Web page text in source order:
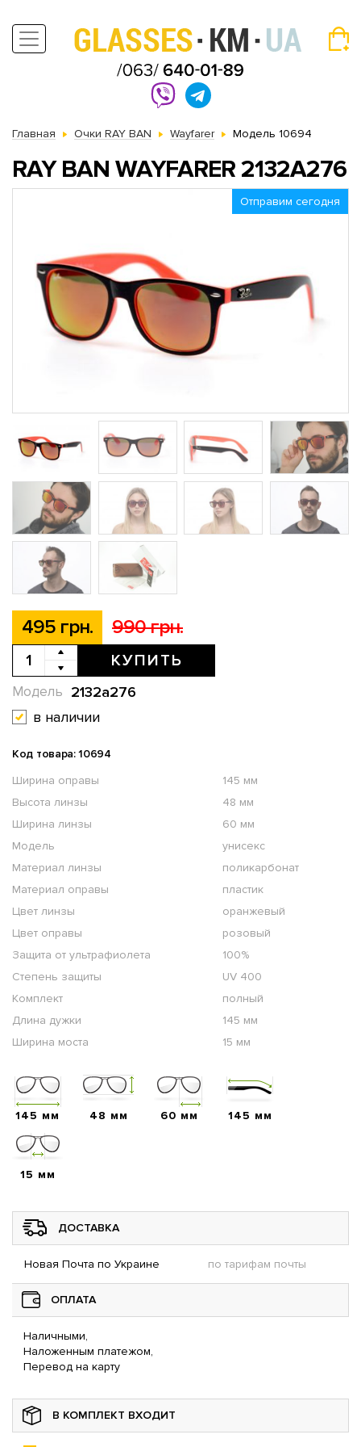
Главная Очки RAY BAN Wayfarer Модель 10694
RAY BAN WAYFARER 2132A276
Отправим сегодня
495 грн. 990 грн.
КУПИТЬ
2132a276
Модель
в наличии
Код товара: 10694
Ширина оправы
145 мм
Высота линзы
48 мм
Ширина линзы
60 мм
Модель
унисекс
Материал линзы
поликарбонат
Материал оправы
пластик
Цвет линзы
оранжевый
Цвет оправы
розовый
Защита от ультрафиолета
100%
Степень защиты
UV 400
Комплект
полный
Длина дужки
145 мм
Ширина моста
15 мм
145 мм 48 мм 60 мм 145 мм
15 мм
ДОСТАВКА
Новая Почта по Украине по тарифам почты
ОПЛАТА
Наличными,
Наложенным платежом,
Перевод на карту
В КОМПЛЕКТ ВХОДИТ